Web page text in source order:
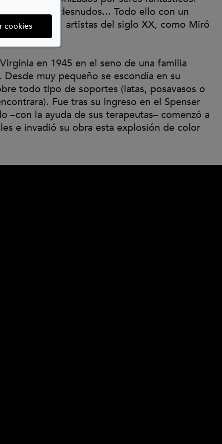
cookies(abre en ventana modal)
árboles desnudos... Todo ello con un
al de otros artistas del siglo XX, como Miró
en 1945 en el seno de una familia
Desde muy pequeño se escondía en su
todo tipo de soportes (latas, posavasos o
Fue tras su ingreso en el Spenser
–con la ayuda de sus terapeutas– comenzó a
e invadió su obra esta explosión de color